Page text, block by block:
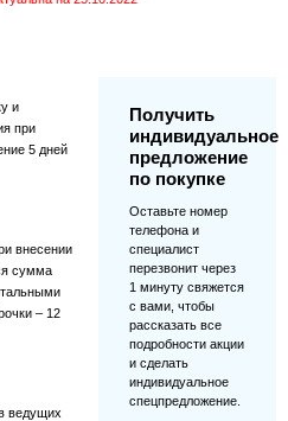
Получить
индивидуальное
предложение
по покупке
Оставьте номер
телефона и
специалист
перезвонит через
1 минуту свяжется
с вами, чтобы
рассказать все
подробности акции
и сделать
индивидуальное
спецпредложение.
и
при
5 дней
внесении
сумма
– 12
ведущих